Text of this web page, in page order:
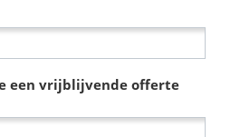
een vrijblijvende offerte